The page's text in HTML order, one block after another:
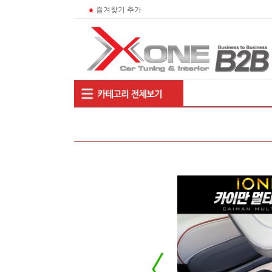
즐겨찾기 추가